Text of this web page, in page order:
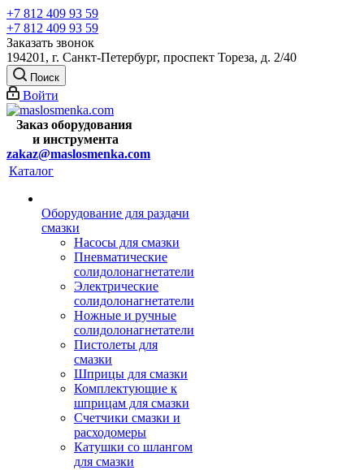
+7 812 409 93 59
+7 812 409 93 59
Заказать звонок
194201, г. Санкт-Петербург, проспект Тореза, д. 2/40
Поиск
Войти
Заказ оборудования
и инструмента
zakaz@maslosmenka.com
Каталог
Оборудование для раздачи
смазки
Насосы для смазки
Пневматические
солидолонагнетатели
Электрические
солидолонагнетатели
Ножные и ручные
солидолонагнетатели
Пистолеты для
смазки
Шприцы для смазки
Комплектующие к
шприцам для смазки
Счетчики смазки и
расходомеры
Катушки со шлангом
для смазки